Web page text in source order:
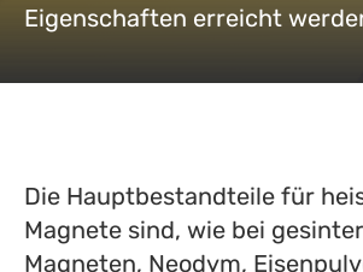
Eigenschaften erreicht
Die Hauptbestandteile für
Magnete sind, wie bei
Magneten, Neodym,